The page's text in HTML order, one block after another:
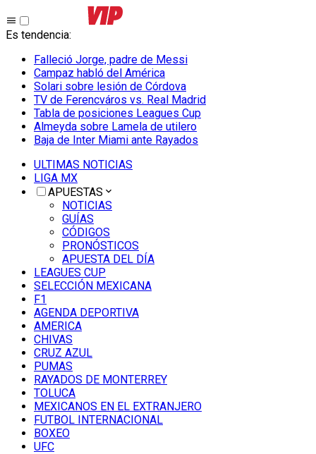
Es tendencia:
Falleció Jorge, padre de Messi
Campaz habló del América
Solari sobre lesión de Córdova
TV de Ferencváros vs. Real Madrid
Tabla de posiciones Leagues Cup
Almeyda sobre Lamela de utilero
Baja de Inter Miami ante Rayados
ULTIMAS NOTICIAS
LIGA MX
APUESTAS
NOTICIAS
GUÍAS
CÓDIGOS
PRONÓSTICOS
APUESTA DEL DÍA
LEAGUES CUP
SELECCIÓN MEXICANA
F1
AGENDA DEPORTIVA
AMERICA
CHIVAS
CRUZ AZUL
PUMAS
RAYADOS DE MONTERREY
TOLUCA
MEXICANOS EN EL EXTRANJERO
FUTBOL INTERNACIONAL
BOXEO
UFC